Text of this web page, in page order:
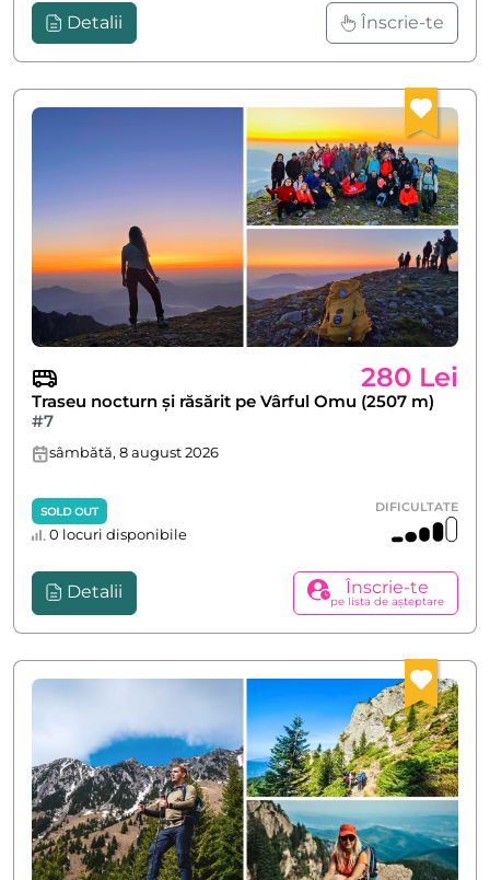
Detalii Înscrie-te
280 Lei
Traseu nocturn și răsărit pe Vârful Omu (2507 m)
#7
sâmbătă, 8 august 2026
SOLD OUT
0 locuri disponibile
DIFICULTATE
Detalii Înscrie-te
pe lista de așteptare